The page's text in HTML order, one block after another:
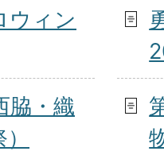
ウィン
脇・織